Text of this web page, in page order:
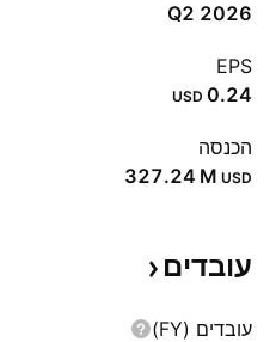
Q2 2026
EPS
0.24
USD
הכנסה
‪327.24 M‬ USD
עובדים
עובדים (FY)